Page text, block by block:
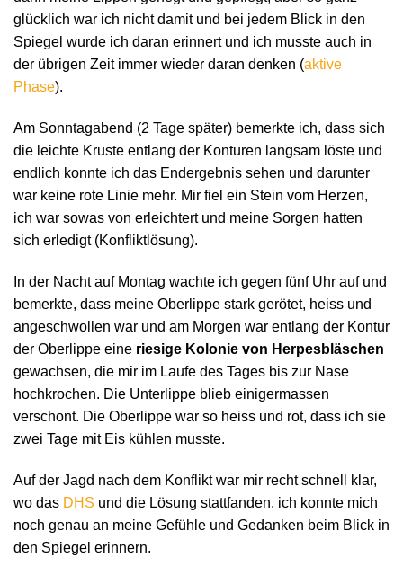
glücklich war ich nicht damit und bei jedem Blick in den
Spiegel wurde ich daran erinnert und ich musste auch in
der übrigen Zeit immer wieder daran denken (aktive
Phase).
Am Sonntagabend (2 Tage später) bemerkte ich, dass sich
die leichte Kruste entlang der Konturen langsam löste und
endlich konnte ich das Endergebnis sehen und darunter
war keine rote Linie mehr. Mir fiel ein Stein vom Herzen,
ich war sowas von erleichtert und meine Sorgen hatten
sich erledigt (Konfliktlösung).
In der Nacht auf Montag wachte ich gegen fünf Uhr auf und
bemerkte, dass meine Oberlippe stark gerötet, heiss und
angeschwollen war und am Morgen war entlang der Kontur
der Oberlippe eine riesige Kolonie von Herpesbläschen
gewachsen, die mir im Laufe des Tages bis zur Nase
hochkrochen. Die Unterlippe blieb einigermassen
verschont. Die Oberlippe war so heiss und rot, dass ich sie
zwei Tage mit Eis kühlen musste.
Auf der Jagd nach dem Konflikt war mir recht schnell klar,
wo das DHS und die Lösung stattfanden, ich konnte mich
noch genau an meine Gefühle und Gedanken beim Blick in
den Spiegel erinnern.